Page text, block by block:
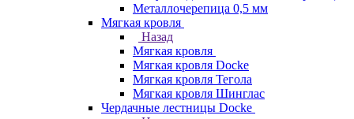
Металлочерепица 0,5 мм
Мягкая кровля
Назад
Мягкая кровля
Мягкая кровля Docke
Мягкая кровля Тегола
Мягкая кровля Шинглас
Чердачные лестницы Docke